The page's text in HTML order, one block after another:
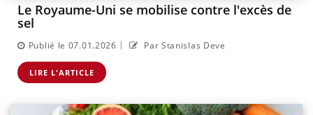
Le Royaume-Uni se mobilise contre l'excès de
sel
Publié le 07.01.2026 | Par Stanislas Deve
LIRE L'ARTICLE